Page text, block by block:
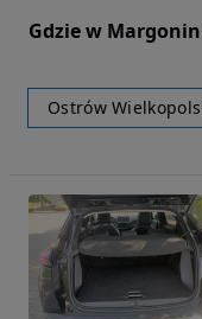
Gdzie w
Ostrów